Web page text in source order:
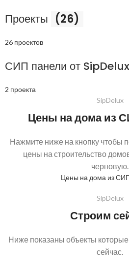
Проекты (26)
26 проектов
СИП панели от SipDelux
2 проекта
SipDelux
Цены на дома из
Нажмите ниже на кнопку чтобы
цены на строительство
черновую.
Цены на дома из
SipDelux
Строим
Ниже показаны объекты
сейчас.